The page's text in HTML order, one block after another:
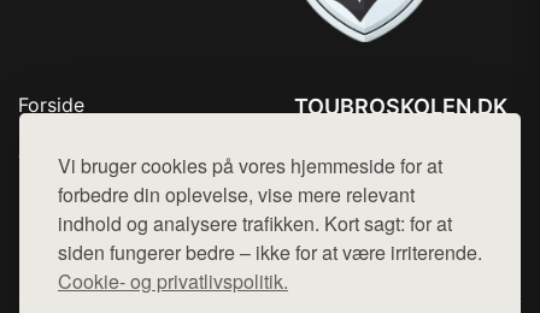
Vi bruger cookies på vores hjemmeside for at
forbedre din oplevelse, vise mere relevant
indhold og analysere trafikken. Kort sagt: for at
siden fungerer bedre – ikke for at være irriterende.
Cookie- og privatlivspolitik.
Forside
Top Rabatter
Blog
Kontakt
TOUBROSKOLEN.DK
Mail: hej@want.dk
Cookie- og privatlivspolitik